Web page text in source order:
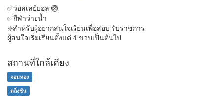
✅วอลเลย์บอล 🏐
✅กีฬาว่ายน้ำ
❇️สำหรับผู้อยากสนใจเรียนเพื่อสอบ รับราชการ
ผู้สนใจเริ่มเรียนตั้งแต่ 4 ขวบเป็นต้นไป
สถานที่ใกล้เคียง
จอมทอง
ตลิ่งชัน